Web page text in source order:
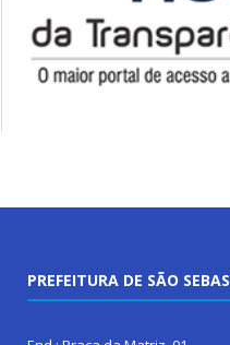
PREFEITURA DE SÃO